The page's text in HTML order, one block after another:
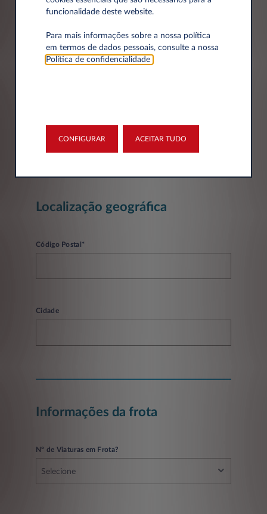
Empresa*
Localização geográfica
Código Postal*
Cidade
Informações da frota
Nº de Viaturas em Frota?
Selecione
funcionalidade deste website.
Para mais informações sobre a nossa política
em termos de dados pessoais, consulte a nossa
Política de confidencialidade
CONFIGURAR ACEITAR TUDO